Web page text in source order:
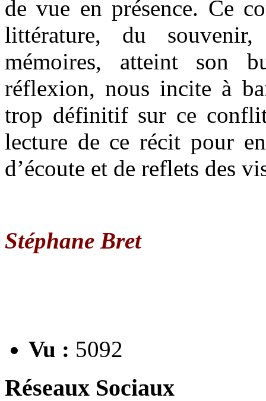
de vue en présence. Ce
littérature, du
mémoires, atteint son
réflexion, nous incite à
trop définitif sur ce
lecture de ce récit pour
d’écoute et de reflets des
Stéphane Bret
Vu : 5092
Réseaux Sociaux